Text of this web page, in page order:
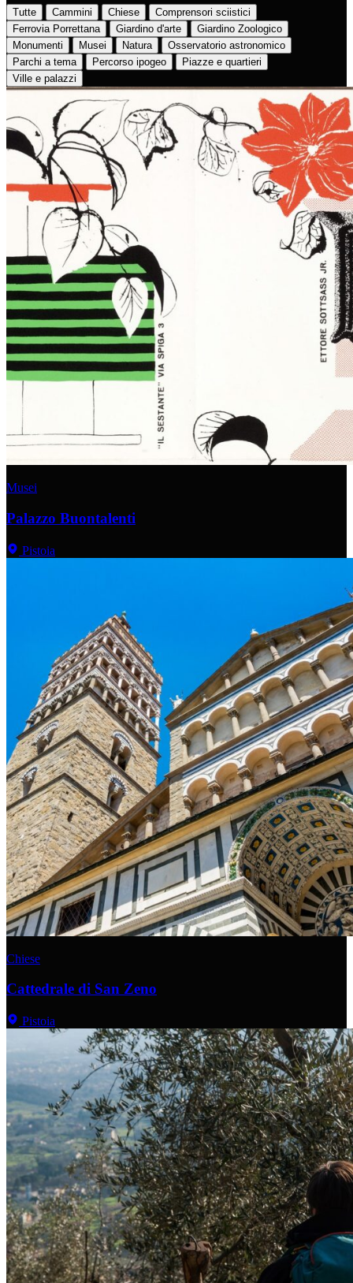
Tutte Cammini Chiese
Comprensori sciistici
Ferrovia Porrettana
Giardino d'arte
Giardino Zoologico
Monumenti
Musei Natura
Osservatorio astronomico
Parchi a tema
Percorso ipogeo
Piazze e quartieri
Ville e palazzi
Musei
Palazzo Buontalenti
Pistoia
Chiese
Cattedrale di San Zeno
Pistoia